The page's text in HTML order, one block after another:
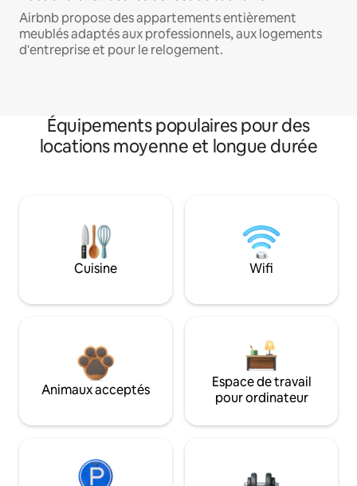
Airbnb propose des appartements entièrement
meublés adaptés aux professionnels, aux logements
d'entreprise et pour le relogement.
Équipements populaires pour des
locations moyenne et longue durée
Cuisine Wifi
Animaux acceptés
Espace de travail
pour ordinateur